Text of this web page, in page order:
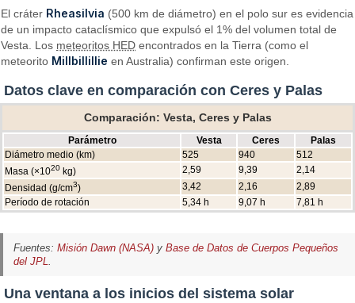
El cráter Rheasilvia (500 km de diámetro) en el polo sur es evidencia
de un impacto cataclísmico que expulsó el 1% del volumen total de
Vesta. Los meteoritos HED encontrados en la Tierra (como el
meteorito Millbillillie en Australia) confirman este origen.
Datos clave en comparación con Ceres y Palas
Comparación: Vesta, Ceres y Palas
Parámetro Vesta Ceres
Palas
Diámetro medio (km)
525 940
512
Masa (×1020 kg) 2,59 9,39
2,14
Densidad (g/cm3) 3,42 2,16
2,89
Período de rotación
5,34 h 9,07 h 7,81 h
Fuentes: Misión Dawn (NASA)y Base de Datos de Cuerpos Pequeños
del JPL
Una ventana a los inicios del sistema solar